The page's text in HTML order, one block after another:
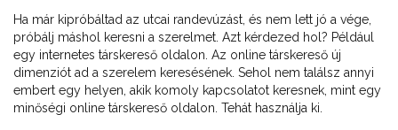
Ha már kipróbáltad az utcai randevúzást, és nem lett jó a vége,
próbálj máshol keresni a szerelmet. Azt kérdezed hol? Például
egy internetes társkereső oldalon. Az online társkereső új
dimenziót ad a szerelem keresésének. Sehol nem találsz annyi
embert egy helyen, akik komoly kapcsolatot keresnek, mint egy
minőségi online társkereső oldalon. Tehát használja ki.